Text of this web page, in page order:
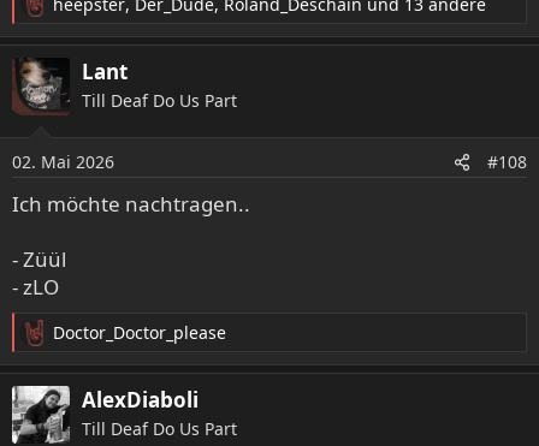
R
e
a
k
t
n
e
n
Lant
Till Deaf Do Us Part
02. Mai 2026 #108
Ich möchte nachtragen..
- Züül
- zLO
R
e
a
k
t
Doctor_Doctor_please
AlexDiaboli
Till Deaf Do Us Part